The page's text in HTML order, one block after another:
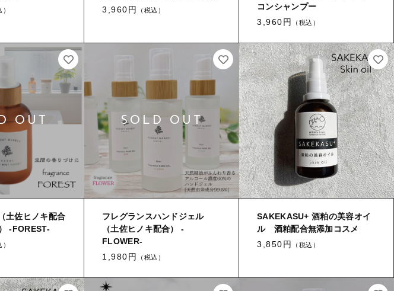
3,960円
（税込）
コンシャンプー
3,960円
（税込）
土佐ヒノキ配合
-FOREST-
フレグランスハンドジェル
（土佐ヒノキ配合） -
FLOWER-
1,980円
（税込）
SAKEKASU+ 酒粕の美容オイ
ル 酒粕配合無添加コスメ
3,850円
（税込）
コトカラについて
ブログ
ご利用ガイド
お問い合わせ
ログイン